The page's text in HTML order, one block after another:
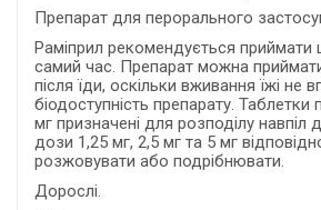
Препарат для перорального
Раміприл рекомендується приймати
самий час. Препарат можна
після їди, оскільки вживання їжі не
біодоступність препарату. Таблетки
мг призначені для розподілу навпіл
дози 1,25 мг, 2,5 мг та 5 мг
розжовувати або подрібнювати.
Дорослі.